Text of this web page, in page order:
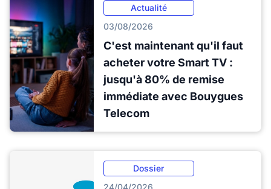
Actualité
03/08/2026
C'est maintenant qu'il faut
acheter votre Smart TV :
jusqu'à 80% de remise
immédiate avec Bouygues
Telecom
Dossier